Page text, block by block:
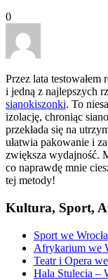
0
Przez lata
i jedną z najlepszych
sianokiszonki. To
izolację, chroniąc
przekłada się na
ułatwia pakowanie i
zwiększa wydajność.
co naprawdę mnie
tej metody!
Kultura, Sport,
Sport we
Afrykarium we
Teatr i Opera
Hala Stulecia –